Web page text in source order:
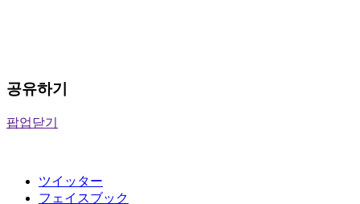
공유하기
팝업닫기
ツイッター
フェイスブック